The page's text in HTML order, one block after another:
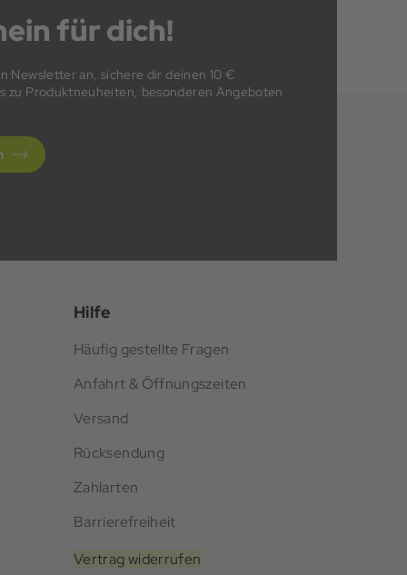
für dich!
Newsletter an, sichere dir deinen 10 €
zu Produktneuheiten, besonderen Angeboten
Hilfe
Häufig gestellte Fragen
Anfahrt & Öffnungszeiten
Versand
Rücksendung
Zahlarten
Barrierefreiheit
Vertrag widerrufen